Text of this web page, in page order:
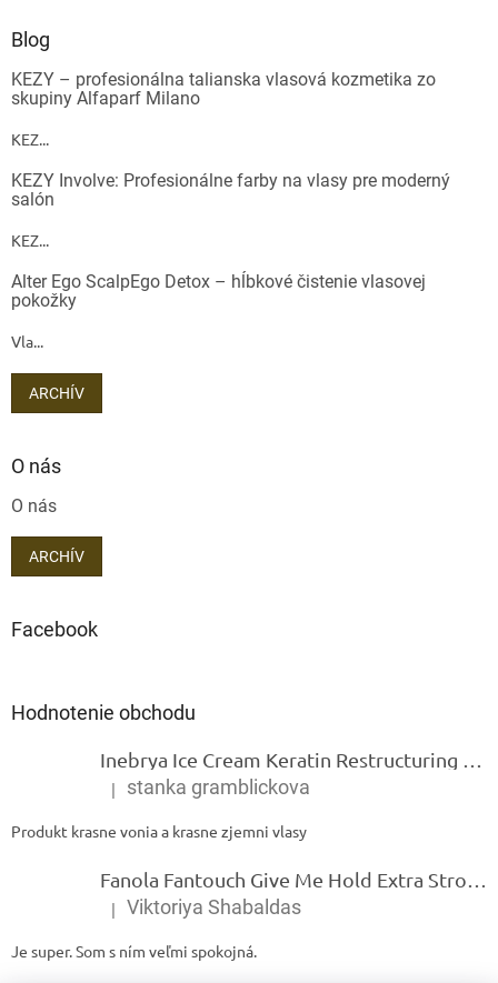
Blog
KEZY – profesionálna talianska vlasová kozmetika zo
skupiny Alfaparf Milano
KEZ...
KEZY Involve: Profesionálne farby na vlasy pre moderný
salón
KEZ...
Alter Ego ScalpEgo Detox – hĺbkové čistenie vlasovej
pokožky
Vla...
ARCHÍV
O nás
O nás
ARCHÍV
Facebook
Hodnotenie obchodu
Hodnotenie produktu je 5 z 5 hviezdičiek.
| stanka gramblickova
Produkt krasne vonia a krasne zjemni vlasy
Hodnotenie produktu je 5 z 5 hviezdičiek.
| Viktoriya Shabaldas
Je super. Som s ním veľmi spokojná.